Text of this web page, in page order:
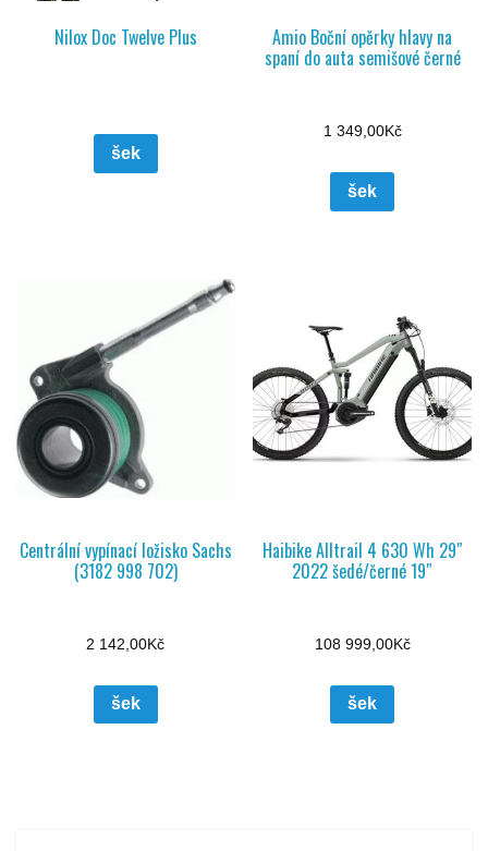
Nilox Doc Twelve Plus
šek
Amio Boční opěrky hlavy na
spaní do auta semišové černé
1 349,00Kč
šek
Centrální vypínací ložisko Sachs
(3182 998 702)
2 142,00Kč
šek
Haibike Alltrail 4 630 Wh 29″
2022 šedé/černé 19″
108 999,00Kč
šek